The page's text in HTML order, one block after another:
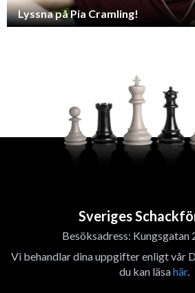
Lyssna på Pia Cramling!
Sveriges
Besöksadress: Kungsgatan
Vi behandlar dina uppgifter enligt vår
du kan läsahär.